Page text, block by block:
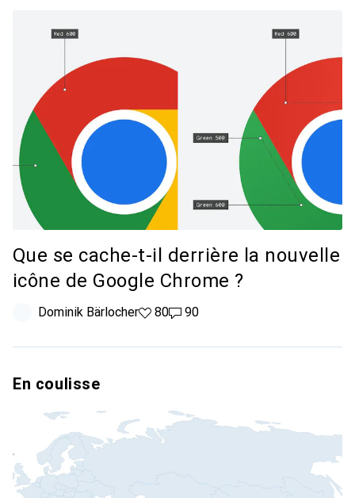
Que se cache-t-il derrière la nouvelle
icône de Google Chrome ?
Dominik Bärlocher80 likes
8090 commentaires
90
En coulisse